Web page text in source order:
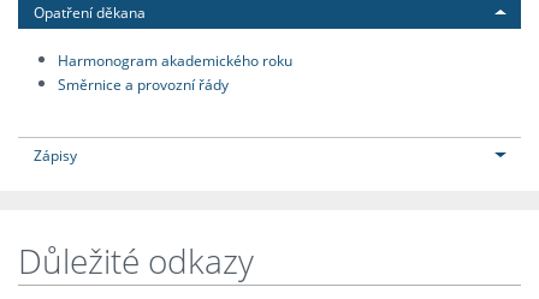
Opatření děkana
Harmonogram akademického roku
Směrnice a provozní řády
Zápisy
Důležité odkazy